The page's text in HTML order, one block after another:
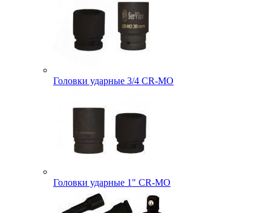
Головки ударные 3/4 CR-MO
Головки ударные 1" CR-MO